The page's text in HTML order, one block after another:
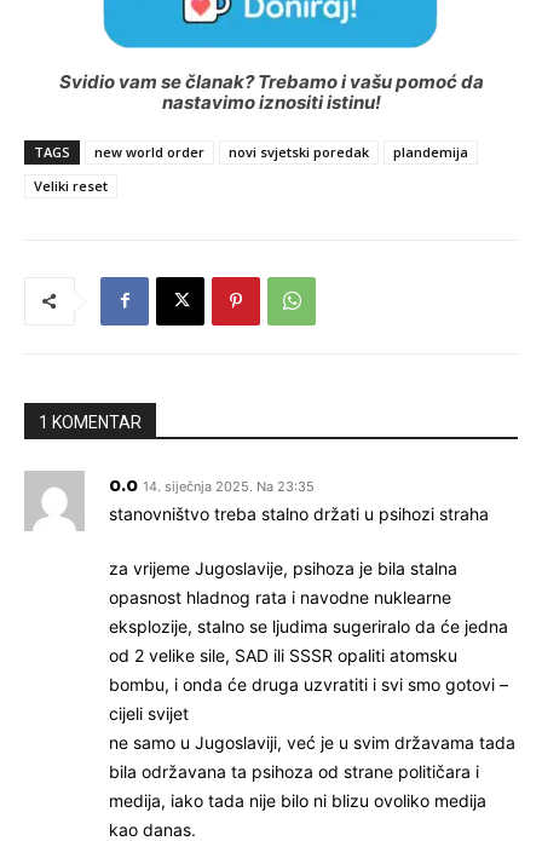
Svidio vam se članak? Trebamo i vašu pomoć da
nastavimo iznositi istinu!
TAGS new world order novi svjetski poredak
plandemija
Veliki reset
1 KOMENTAR
o.o 14. siječnja 2025. Na 23:35
stanovništvo treba stalno držati u psihozi straha
za vrijeme Jugoslavije, psihoza je bila stalna
opasnost hladnog rata i navodne nuklearne
eksplozije, stalno se ljudima sugeriralo da će jedna
od 2 velike sile, SAD ili SSSR opaliti atomsku
bombu, i onda će druga uzvratiti i svi smo gotovi –
cijeli svijet
ne samo u Jugoslaviji, već je u svim državama tada
bila održavana ta psihoza od strane političara i
medija, iako tada nije bilo ni blizu ovoliko medija
kao danas.